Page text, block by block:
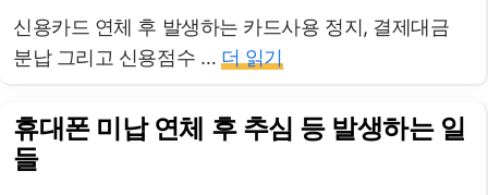
신용카드 연체 후 발생하는 카드사용 정지, 결제대금
분납 그리고 신용점수 … 더 읽기
휴대폰 미납 연체 후 추심 등 발생하는 일
들